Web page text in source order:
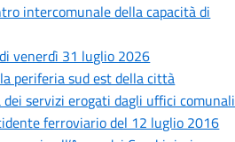
intercomunale della capacità di
venerdì 31 luglio 2026
periferia sud est della città
servizi erogati dagli uffici comunali
ferroviario del 12 luglio 2016